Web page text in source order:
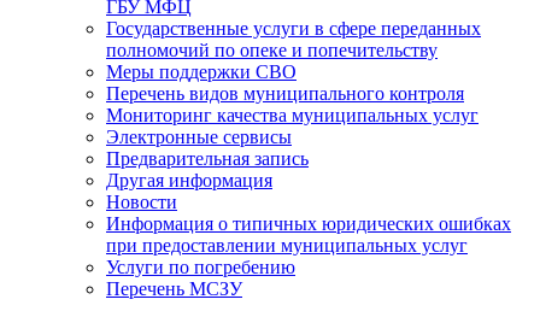
ГБУ МФЦ
Государственные услуги в сфере переданных
полномочий по опеке и попечительству
Меры поддержки СВО
Перечень видов муниципального контроля
Мониторинг качества муниципальных услуг
Электронные сервисы
Предварительная запись
Другая информация
Новости
Информация о типичных юридических ошибках
при предоставлении муниципальных услуг
Услуги по погребению
Перечень МСЗУ